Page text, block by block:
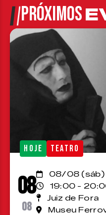
PRÓXIMOS
HOJE TEATRO
08
08
08/08
19:00 -
Juiz de Fora
Museu